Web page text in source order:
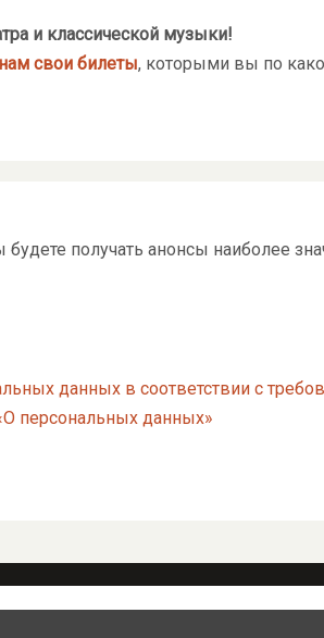
и классической музыки!
свои билеты, которыми вы по
получать анонсы наиболее
данных в соответствии с
персональных данных»